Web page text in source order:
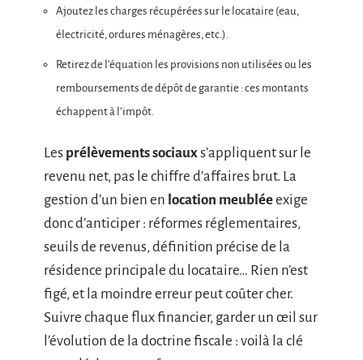
Ajoutez les charges récupérées sur le locataire (eau,
électricité, ordures ménagères, etc.).
Retirez de l’équation les provisions non utilisées ou les
remboursements de dépôt de garantie : ces montants
échappent à l’impôt.
Les prélèvements sociauxs’appliquent sur le
revenu net, pas le chiffre d’affaires brut. La
gestion d’un bien en location meubléeexige
donc d’anticiper : réformes réglementaires,
seuils de revenus, définition précise de la
résidence principale du locataire… Rien n’est
figé, et la moindre erreur peut coûter cher.
Suivre chaque flux financier, garder un œil sur
l’évolution de la doctrine fiscale : voilà la clé